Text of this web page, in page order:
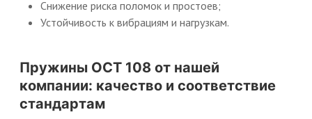
Снижение риска поломок и простоев;
Устойчивость к вибрациям и нагрузкам.
Пружины ОСТ 108 от нашей
компании: качество и соответствие
стандартам